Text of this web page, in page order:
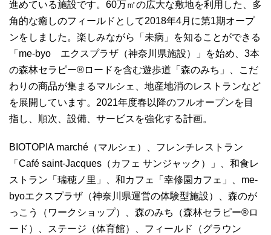
進めている施設です。60万㎡の広大な敷地を利用した、多
角的な癒しのフィールドとして2018年4月に第1期オープ
ンをしました。楽しみながら「未病」を知ることができる
「me-byo エクスプラザ（神奈川県施設）」を始め、3本
の森林セラピー®ロードを含む遊歩道「森のみち」、こだ
わりの商品が集まるマルシェ、地産地消のレストランなど
を展開しています。2021年度春以降のフルオープンを目
指し、順次、設備、サービスを強化する計画。
BIOTOPIA marché（マルシェ）、フレンチレストラン
「Café saint-Jacques（カフェ サンジャック）」、和食レ
ストラン「瑞穂ノ里」、和カフェ「幸修園カフェ」、me-
byoエクスプラザ（神奈川県運営の体験型施設）、森のが
っこう（ワークショップ）、森のみち（森林セラピー®ロ
ード）、ステージ（体育館）、フィールド（グラウン